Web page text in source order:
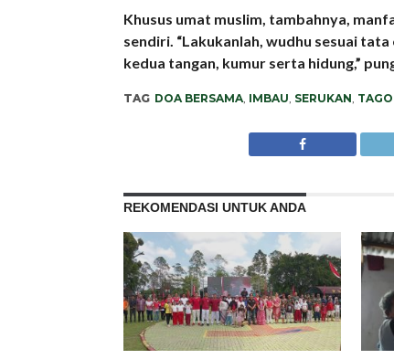
Khusus umat muslim, tambahnya,
sendiri. “Lakukanlah, wudhu sesuai
kedua tangan, kumur serta hidung,”
TAG DOA BERSAMA, IMBAU, SERUKAN,
REKOMENDASI UNTUK ANDA